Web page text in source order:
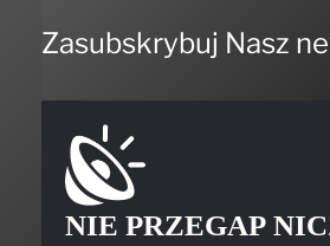
Zasubskrybuj Nasz
NIE PRZEGAP